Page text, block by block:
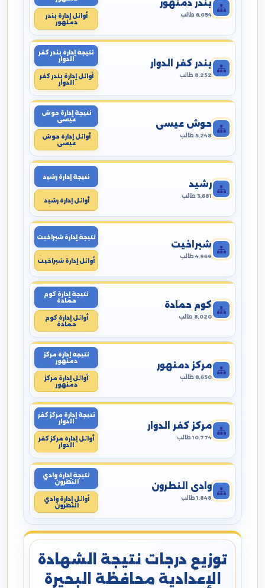
بندر دمنهور
6,054 طالب
أوائل إدارة بندر
دمنهور
بندر كفر الدوار
8,252 طالب
نتيجة إدارة بندر كفر
الدوار
أوائل إدارة بندر كفر
الدوار
حوش عيسى
5,248 طالب
نتيجة إدارة حوش
عيسى
أوائل إدارة حوش
عيسى
رشيد
3,681 طالب
نتيجة إدارة رشيد
أوائل إدارة رشيد
شبراخيت
4,969 طالب
نتيجة إدارة شبراخيت
أوائل إدارة شبراخيت
كوم حمادة
8,020 طالب
نتيجة إدارة كوم
حمادة
أوائل إدارة كوم
حمادة
مركز دمنهور
8,650 طالب
نتيجة إدارة مركز
دمنهور
أوائل إدارة مركز
دمنهور
مركز كفر الدوار
10,774 طالب
نتيجة إدارة مركز كفر
الدوار
أوائل إدارة مركز كفر
الدوار
وادي النطرون
1,848 طالب
نتيجة إدارة وادي
النطرون
أوائل إدارة وادي
النطرون
توزيع درجات نتيجة الشهادة
الإعدادية محافظة البحيرة